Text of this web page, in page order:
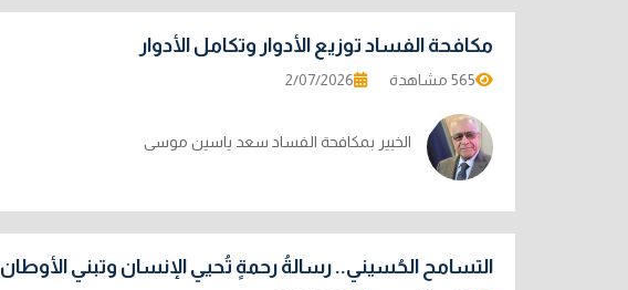
مكافحة الفساد توزيع الأدوار وتكامل الأدوار
565 مشاهدة 2/07/2026
الخبير بمكافحة الفساد سعد ياسين موسى
التسامح الحُسيني.. رسالةُ رحمةٍ تُحيي الإنسان وتبني الأوطان